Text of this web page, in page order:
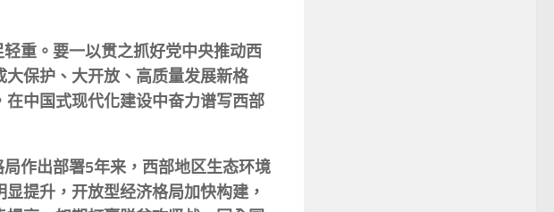
重。要一以贯之抓好党中央推动西
保护、大开放、高质量发展新格
中国式现代化建设中奋力谱写西部
作出部署5年来，西部地区生态环境
提升，开放型经济格局加快构建，